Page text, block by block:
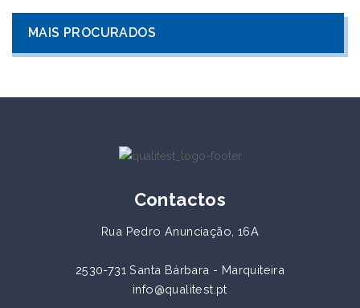
MAIS PROCURADOS
Contactos
Rua Pedro Anunciação, 16A
2530-731 Santa Bárbara - Marquiteira
info@qualitest.pt